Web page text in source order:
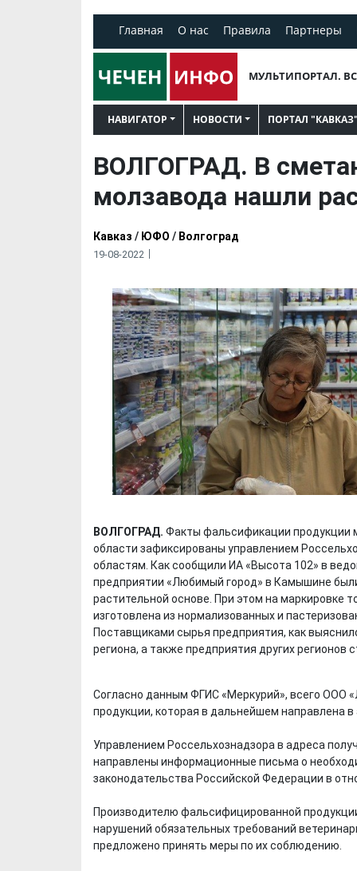
Главная О нас Правила Партнеры
МУЛЬТИПОРТАЛ.
НАВИГАТОР НОВОСТИ ПОРТАЛ "КАВКАЗ"
ВОЛГОГРАД. В
молзавода нашли
Кавказ / ЮФО / Волгоград
19-08-2022
ВОЛГОГРАД. Факты фальсификации продукции
области зафиксированы управлением
областям. Как сообщили ИА «Высота 102» в
предприятии «Любимый город» в Камышине
растительной основе. При этом на маркировке
изготовлена из нормализованных и
Поставщиками сырья предприятия, как
региона, а также предприятия других регионов
Согласно данным ФГИС «Меркурий», всего ООО
продукции, которая в дальнейшем направлена
Управлением Россельхознадзора в адреса
направлены информационные письма о
законодательства Российской Федерации в
Производителю фальсифицированной
нарушений обязательных требований
предложено принять меры по их соблюдению.